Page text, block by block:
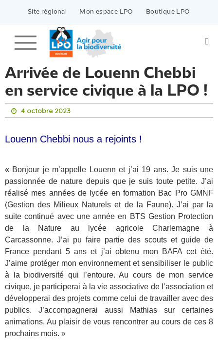
contenu
Site régional Mon espace LPO Boutique LPO
Arrivée de Louenn Chebbi
en service civique à la LPO !
4 octobre 2023
Louenn Chebbi nous a rejoints !
« Bonjour je m’appelle Louenn et j’ai 19 ans. Je suis une
passionnée de nature depuis que je suis toute petite. J’ai
réalisé mes années de lycée en formation Bac Pro GMNF
(Gestion des Milieux Naturels et de la Faune). J’ai par la
suite continué avec une année en BTS Gestion Protection
de la Nature au lycée agricole Charlemagne à
Carcassonne. J’ai pu faire partie des scouts et guide de
France pendant 5 ans et j’ai obtenu mon BAFA cet été.
J’aime protéger mon environnement et sensibiliser le public
à la biodiversité qui l’entoure. Au cours de mon service
civique, je participerai à la vie associative de l’association et
développerai des projets comme celui de travailler avec des
publics. J’accompagnerai aussi Mathias sur certaines
animations. Au plaisir de vous rencontrer au cours de ces 8
prochains mois. »